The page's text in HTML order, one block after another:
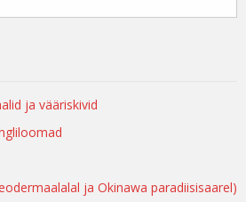
ja vääriskivid
ja Okinawa paradiisisaarel)